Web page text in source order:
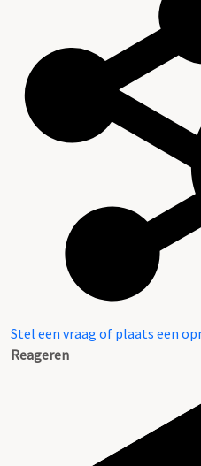
Stel een vraag of plaats een
Reageren